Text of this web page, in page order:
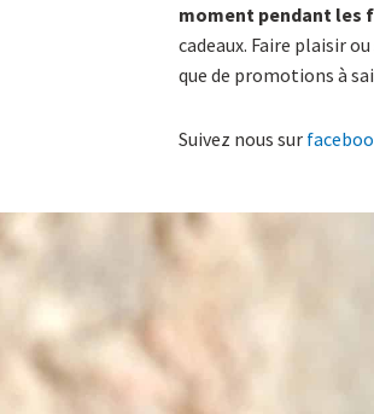
moment pendant les
cadeaux. Faire plaisir
que de promotions à
Suivez nous sur